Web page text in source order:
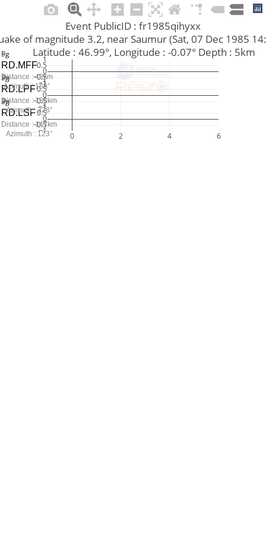
0 2 4 6
−1
−0.5
0
0.5
1
−1
−0.5
0
0.5
1
−1
−0.5
0
0.5
1
Event PublicID : fr1985qihyxx
of magnitude 3.2, near Saumur (Sat, 07 Dec 1985
         Latitude : 46.99°, Longitude : -0.07° Depth : 5km
Pn
Pg
Sg
Pn
Pg
Sg
Pg
Sg
RD.LSF
Distance : 147km
Azimuth : 123°
RD.LPF
Distance : 138km
Azimuth : 328°
RD.MFF
Distance : 43km
Azimuth : 188°